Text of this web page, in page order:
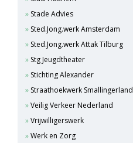
Stade Advies
Sted.Jong.werk Amsterdam
Sted.Jong.werk Attak Tilburg
Stg Jeugdtheater
Stichting Alexander
Straathoekwerk Smallingerland
Veilig Verkeer Nederland
Vrijwilligerswerk
Werk en Zorg